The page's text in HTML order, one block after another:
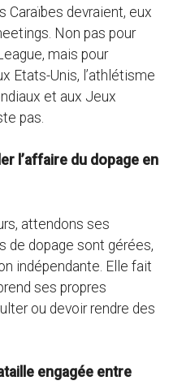
Caraïbes devraient, eux
Non pas pour
mais pour
Etats-Unis, l’athlétisme
et aux Jeux
pas.
l’affaire du dopage en
attendons ses
de dopage sont gérées,
indépendante. Elle fait
ses propres
ou devoir rendre des
engagée entre